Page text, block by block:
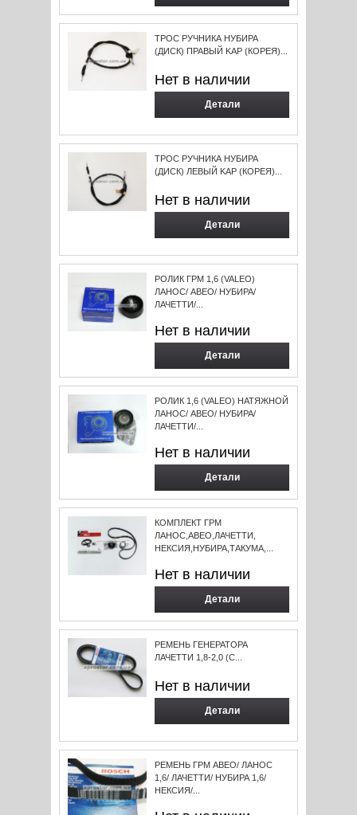
ТРОС РУЧНИКА НУБИРА
(ДИСК) ПРАВЫЙ KAP (КОРЕЯ)...
Нет в наличии
Детали
ТРОС РУЧНИКА НУБИРА
(ДИСК) ЛЕВЫЙ KAP (КОРЕЯ)...
Нет в наличии
Детали
РОЛИК ГРМ 1,6 (VALEO)
ЛАНОС/ АВЕО/ НУБИРА/
ЛАЧЕТТИ/...
Нет в наличии
Детали
РОЛИК 1,6 (VALEO) НАТЯЖНОЙ
ЛАНОС/ АВЕО/ НУБИРА/
ЛАЧЕТТИ/...
Нет в наличии
Детали
КОМПЛЕКТ ГРМ
ЛАНОС,АВЕО,ЛАЧЕТТИ,
НЕКСИЯ,НУБИРА,ТАКУМА,...
Нет в наличии
Детали
РЕМЕНЬ ГЕНЕРАТОРА
ЛАЧЕТТИ 1,8-2,0 (С...
Нет в наличии
Детали
РЕМЕНЬ ГРМ АВЕО/ ЛАНОС
1,6/ ЛАЧЕТТИ/ НУБИРА 1,6/
НЕКСИЯ/...